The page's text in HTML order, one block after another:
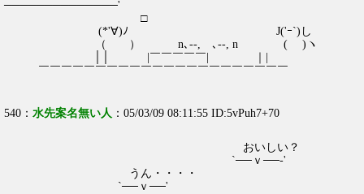
──────────────'
□
(*'∀)ﾉ J('ｰ`)し
（ ） n､--, ､--, n ( )ヽ
││ |￣￣￣￣￣| ｜|
￣￣￣￣￣￣￣￣￣￣￣￣￣￣￣￣￣￣￣￣￣￣
540： 水先案名無い人 ：05/03/09 08:11:55 ID:5vPuh7+70
おいしい？
`──ｖ──‐'
うん・・・・
`──ｖ──'